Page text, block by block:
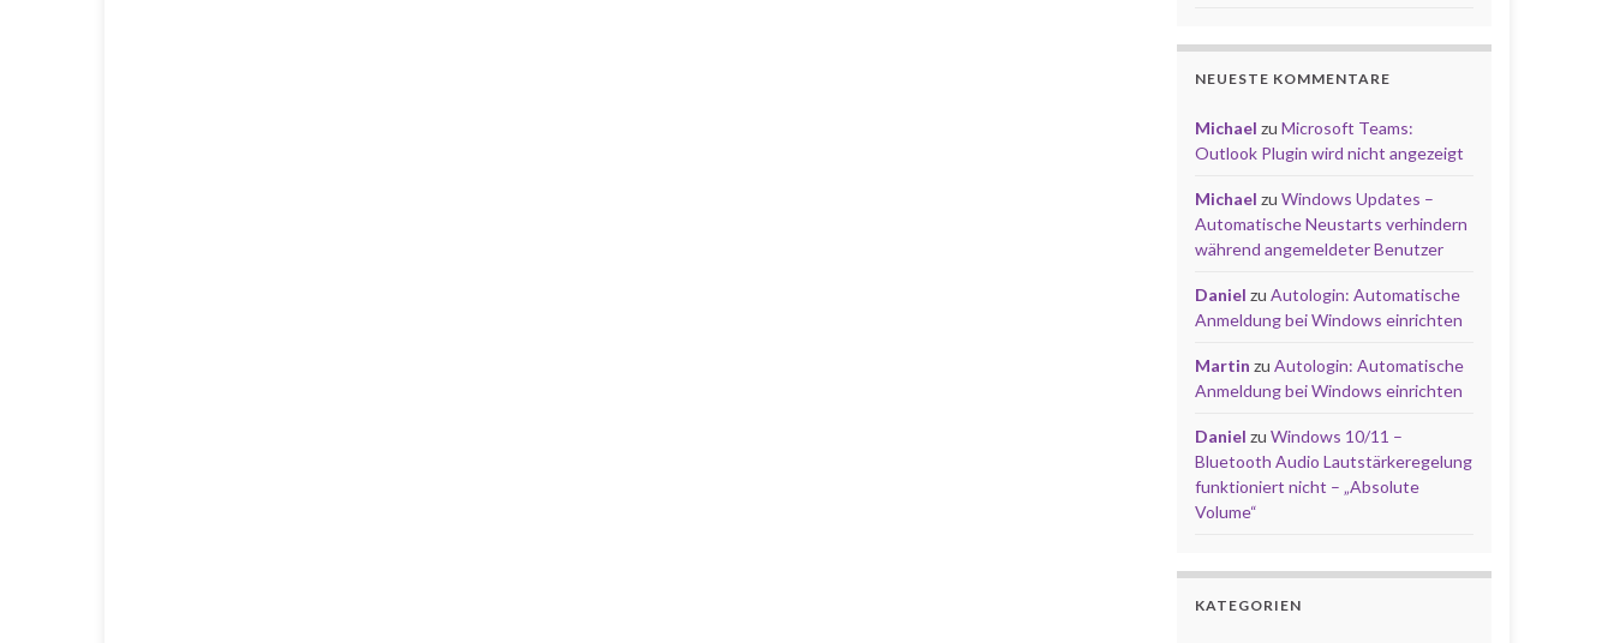
NEUESTE KOMMENTARE
Michael zu Microsoft Teams:
Outlook Plugin wird nicht angezeigt
Michael zu Windows Updates –
Automatische Neustarts verhindern
während angemeldeter Benutzer
Daniel zu Autologin: Automatische
Anmeldung bei Windows einrichten
Martin zu Autologin: Automatische
Anmeldung bei Windows einrichten
Daniel zu Windows 10/11 –
Bluetooth Audio Lautstärkeregelung
funktioniert nicht – „Absolute
Volume“
KATEGORIEN